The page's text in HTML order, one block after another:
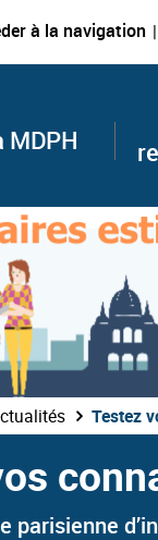
à la navigation
MDPH
Testez
parisienne